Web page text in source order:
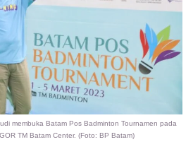
membuka Batam Pos Badminton Tournamen pada
TM Batam Center. (Foto: BP Batam)